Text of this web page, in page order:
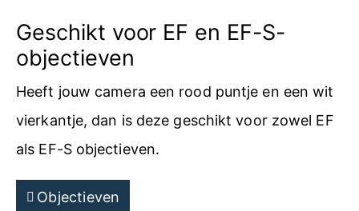
Geschikt voor EF en EF-S-
objectieven
Heeft jouw camera een rood puntje en een wit
vierkantje, dan is deze geschikt voor zowel EF
als EF-S objectieven.
Objectieven